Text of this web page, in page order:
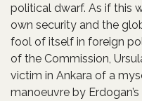
political dwarf. As if this
own security and the
fool of itself in foreign
of the Commission,
victim in Ankara of a
manoeuvre by